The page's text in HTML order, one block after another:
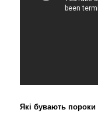
Які бувають пороки